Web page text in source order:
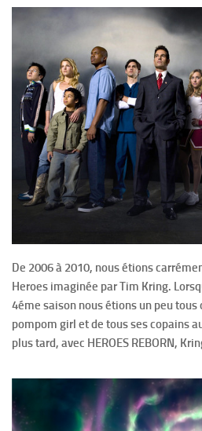
De 2006 à 2010, nous étions
Heroes imaginée par Tim Kring.
4éme saison nous étions un peu
pompom girl et de tous ses copains
plus tard, avec HEROES REBORN,